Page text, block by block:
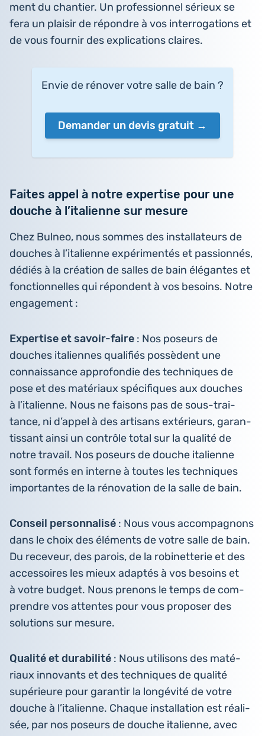
ment du chan­tier. Un pro­fes­sion­nel sérieux se
fera un plaisir de répondre à vos inter­ro­ga­tions et
de vous fournir des expli­ca­tions claires.
Envie de rénover votre salle de bain ?
Demander un devis gratuit
Faites appel à notre expertise pour une
douche à l’italienne sur mesure
Chez Bulneo, nous sommes des ins­tal­la­teurs de
douches à l’i­ta­lienne expé­ri­men­tés et pas­sion­nés,
dédiés à la créa­tion de salles de bain élé­gantes et
fonc­tion­nelles qui répondent à vos besoins. Notre
engagement :
Exper­tise et savoir-faire : Nos poseurs de
douches ita­liennes qua­li­fiés pos­sèdent une
connais­sance appro­fon­die des tech­niques de
pose et des maté­riaux spé­ci­fiques aux douches
à l’i­ta­lienne. Nous ne faisons pas de sous-trai­
tance, ni d’appel à des arti­sans exté­rieurs, garan­
tis­sant ainsi un contrôle total sur la qualité de
notre travail. Nos poseurs de douche ita­lienne
sont formés en interne à toutes les tech­niques
impor­tantes de la réno­va­tion de la salle de bain.
Conseil per­son­na­li­sé : Nous vous accom­pa­gnons
dans le choix des élé­ments de votre salle de bain.
Du rece­veur, des parois, de la robi­net­te­rie et des
acces­soires les mieux adaptés à vos besoins et
à votre budget. Nous prenons le temps de com­
prendre vos attentes pour vous pro­po­ser des
solu­tions sur mesure.
Qualité et dura­bi­li­té : Nous uti­li­sons des maté­
riaux inno­vants et des tech­niques de qualité
supé­rieure pour garan­tir la lon­gé­vi­té de votre
douche à l’i­ta­lienne. Chaque ins­tal­la­tion est réa­li­
sée, par nos poseurs de douche ita­lienne, avec